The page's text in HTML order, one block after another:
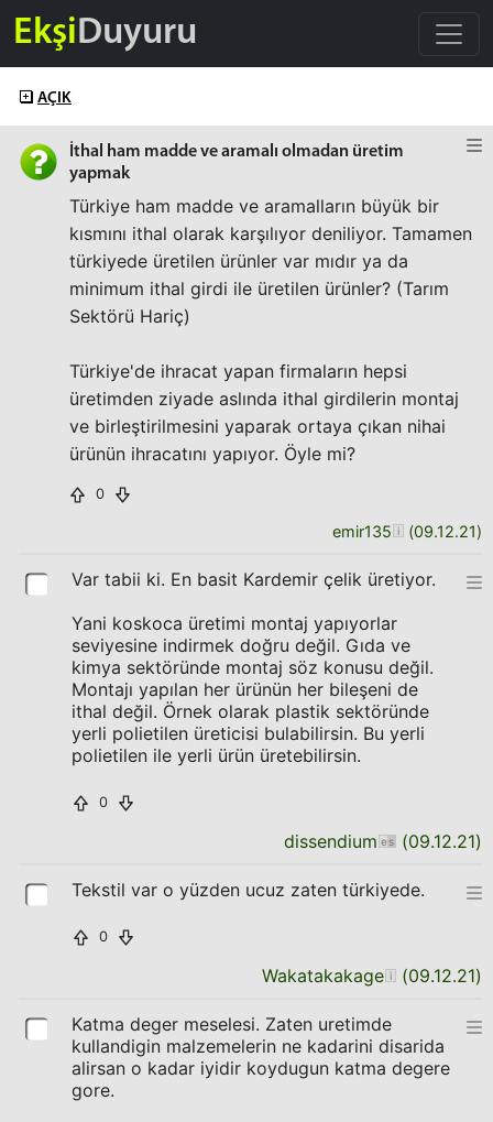
EkşiDuyuru
AÇIK
İthal ham madde ve aramalı olmadan üretim
yapmak
Türkiye ham madde ve aramalların büyük bir
kısmını ithal olarak karşılıyor deniliyor. Tamamen
türkiyede üretilen ürünler var mıdır ya da
minimum ithal girdi ile üretilen ürünler? (Tarım
Sektörü Hariç)
Türkiye'de ihracat yapan firmaların hepsi
üretimden ziyade aslında ithal girdilerin montaj
ve birleştirilmesini yaparak ortaya çıkan nihai
ürünün ihracatını yapıyor. Öyle mi?
0
emir135 (09.12.21)
Var tabii ki. En basit Kardemir çelik üretiyor.
Yani koskoca üretimi montaj yapıyorlar
seviyesine indirmek doğru değil. Gıda ve
kimya sektöründe montaj söz konusu değil.
Montajı yapılan her ürünün her bileşeni de
ithal değil. Örnek olarak plastik sektöründe
yerli polietilen üreticisi bulabilirsin. Bu yerli
polietilen ile yerli ürün üretebilirsin.
0
dissendium (09.12.21)
Tekstil var o yüzden ucuz zaten türkiyede.
0
Wakatakakage (09.12.21)
Katma deger meselesi. Zaten uretimde
kullandigin malzemelerin ne kadarini disarida
alirsan o kadar iyidir koydugun katma degere
gore.